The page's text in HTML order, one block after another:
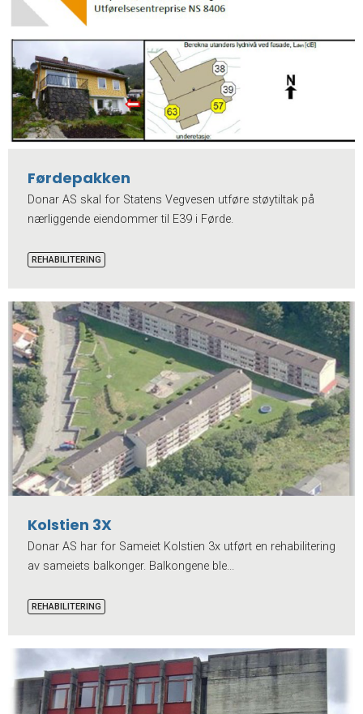
Førdepakken
Donar AS skal for Statens Vegvesen utføre støytiltak på
nærliggende eiendommer til E39 i Førde.
REHABILITERING
Kolstien 3X
Donar AS har for Sameiet Kolstien 3x utført en rehabilitering
av sameiets balkonger. Balkongene ble...
REHABILITERING